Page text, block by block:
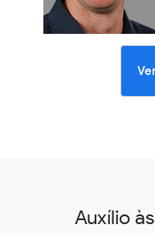
Auxílio